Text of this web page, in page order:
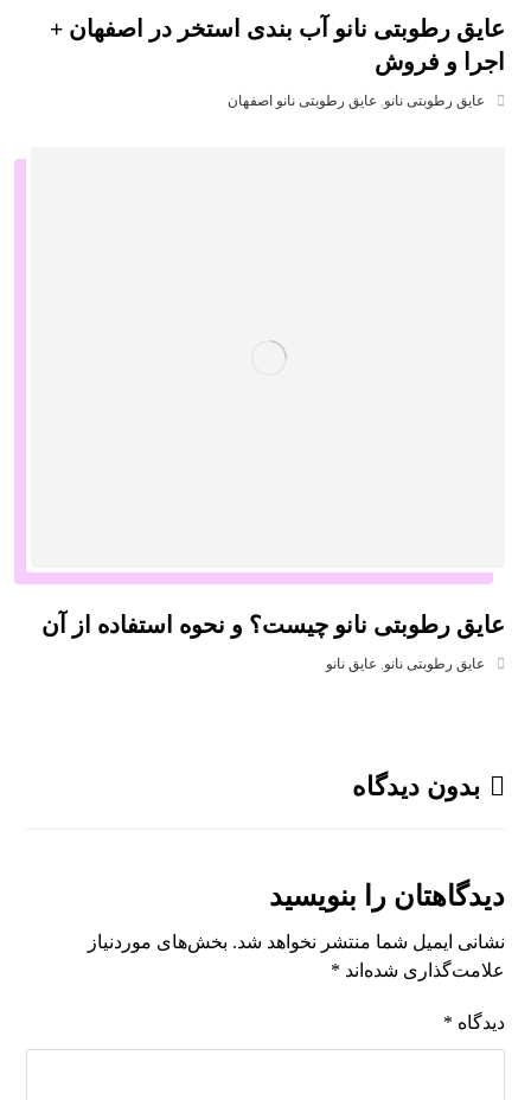
عایق رطوبتی نانو آب بندی استخر در اصفهان +
اجرا و فروش
عایق رطوبتی نانو عایق رطوبتی نانو اصفهان
عایق رطوبتی نانو چیست؟ و نحوه استفاده از آن
عایق رطوبتی نانو عایق نانو
بدون دیدگاه
دیدگاهتان را بنویسید
نشانی ایمیل شما منتشر نخواهد شد. بخش‌های موردنیاز
علامت‌گذاری شده‌اند *
دیدگاه *